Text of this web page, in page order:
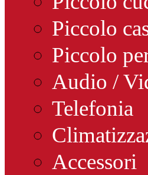
Piccolo
Piccolo
Audio /
Telefonia
Accessori